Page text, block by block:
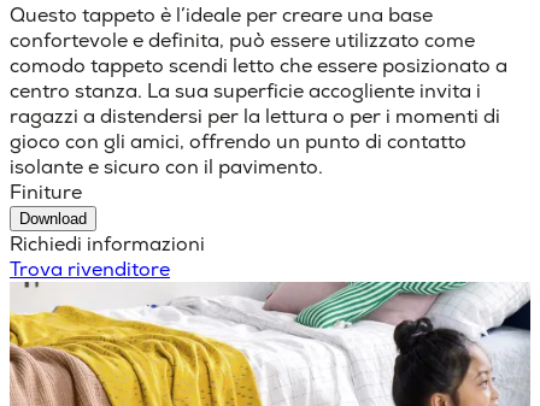
Questo tappeto è l’ideale per creare una base
confortevole e definita, può essere utilizzato come
comodo tappeto scendi letto che essere posizionato a
centro stanza. La sua superficie accogliente invita i
ragazzi a distendersi per la lettura o per i momenti di
gioco con gli amici, offrendo un punto di contatto
isolante e sicuro con il pavimento.
Finiture
Download
Richiedi informazioni
Trova rivenditore